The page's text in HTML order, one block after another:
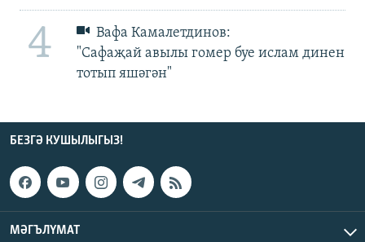
4
Вафа Камалетдинов:
"Сафаҗай авылы гомер буе ислам динен
тотып яшәгән"
БЕЗГӘ КУШЫЛЫГЫЗ!
МӘГЪЛҮМАТ